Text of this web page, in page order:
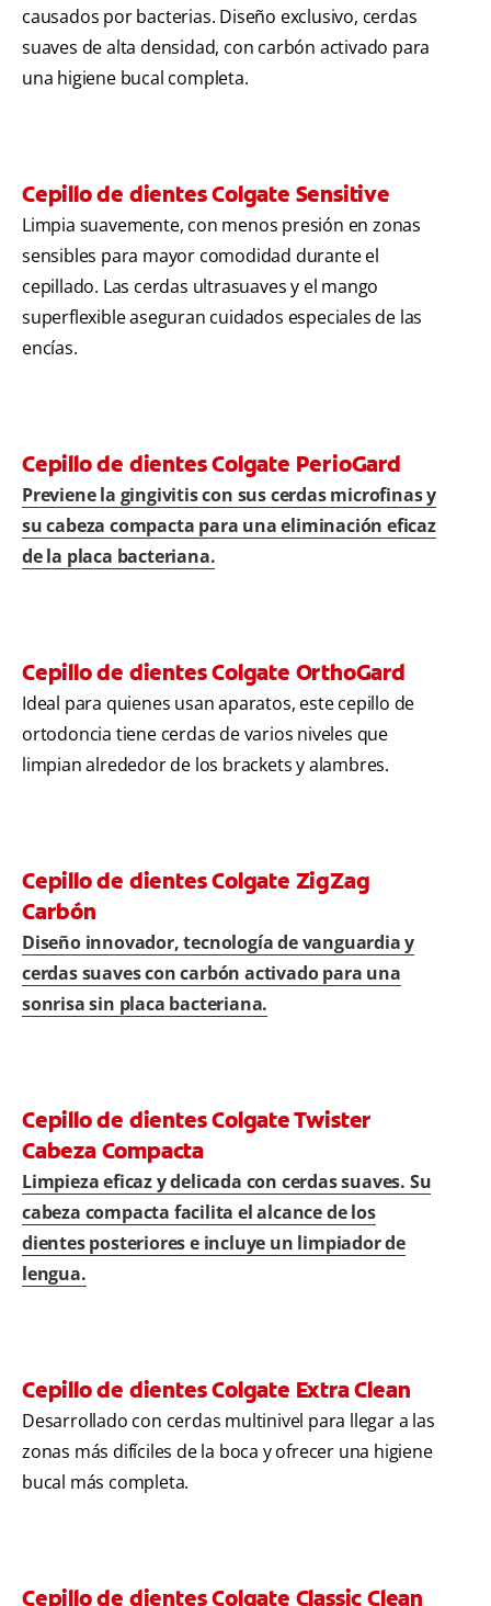
causados por bacterias. Diseño exclusivo, cerdas
suaves de alta densidad, con carbón activado para
una higiene bucal completa.
Cepillo de dientes Colgate Sensitive
Limpia suavemente, con menos presión en zonas
sensibles para mayor comodidad durante el
cepillado. Las cerdas ultrasuaves y el mango
superflexible aseguran cuidados especiales de las
encías.
Cepillo de dientes Colgate PerioGard
Previene la gingivitis con sus cerdas microfinas y
su cabeza compacta para una eliminación eficaz
de la placa bacteriana.
Cepillo de dientes Colgate OrthoGard
Ideal para quienes usan aparatos, este cepillo de
ortodoncia tiene cerdas de varios niveles que
limpian alrededor de los brackets y alambres.
Cepillo de dientes Colgate ZigZag
Carbón
Diseño innovador, tecnología de vanguardia y
cerdas suaves con carbón activado para una
sonrisa sin placa bacteriana.
Cepillo de dientes Colgate Twister
Cabeza Compacta
Limpieza eficaz y delicada con cerdas suaves. Su
cabeza compacta facilita el alcance de los
dientes posteriores e incluye un limpiador de
lengua.
Cepillo de dientes Colgate Extra Clean
Desarrollado con cerdas multinivel para llegar a las
zonas más difíciles de la boca y ofrecer una higiene
bucal más completa.
Cepillo de dientes Colgate Classic Clean